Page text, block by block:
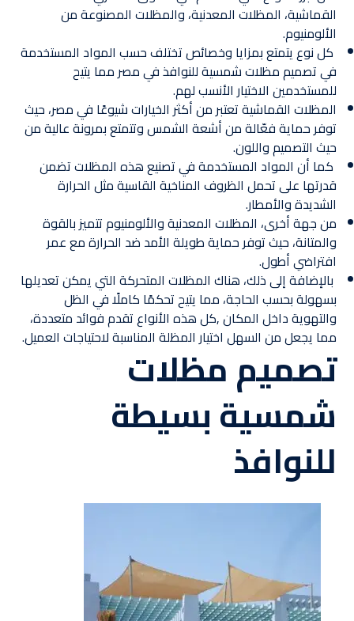
القماشية، المظلات المعدنية، والمظلات المصنوعة من
الألومنيوم.
كل نوع يتمتع بمزايا وخصائص تختلف حسب المواد المستخدمة
في تصميم مظلات شمسية للنوافذ في مصر مما يتيح
للمستخدمين الاختيار الأنسب لهم.
المظلات القماشية تعتبر من أكثر الخيارات شيوعًا في مصر، حيث
توفر حماية فعّالة من أشعة الشمس وتتمتع بمرونة عالية من
حيث التصميم واللون.
كما أن المواد المستخدمة في تصنيع هذه المظلات تضمن
قدرتها على تحمل الظروف المناخية القاسية مثل الحرارة
الشديدة والأمطار.
من جهة أخرى، المظلات المعدنية والألومنيوم تتميز بالقوة
والمتانة، حيث توفر حماية طويلة الأمد ضد الحرارة مع عمر
افتراضي أطول.
بالإضافة إلى ذلك، هناك المظلات المتحركة التي يمكن تعديلها
بسهولة بحسب الحاجة، مما يتيح تحكمًا كاملًا في الظل
والتهوية داخل المكان ,كل هذه الأنواع تقدم فوائد متعددة،
مما يجعل من السهل اختيار المظلة المناسبة لاحتياجات العميل.
تصميم مظلات
شمسية بسيطة
للنوافذ